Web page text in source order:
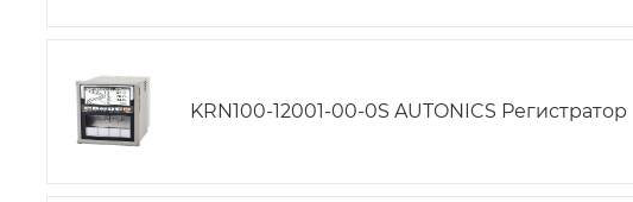
KRN100-12001-00-0S AUTONICS Регистратор